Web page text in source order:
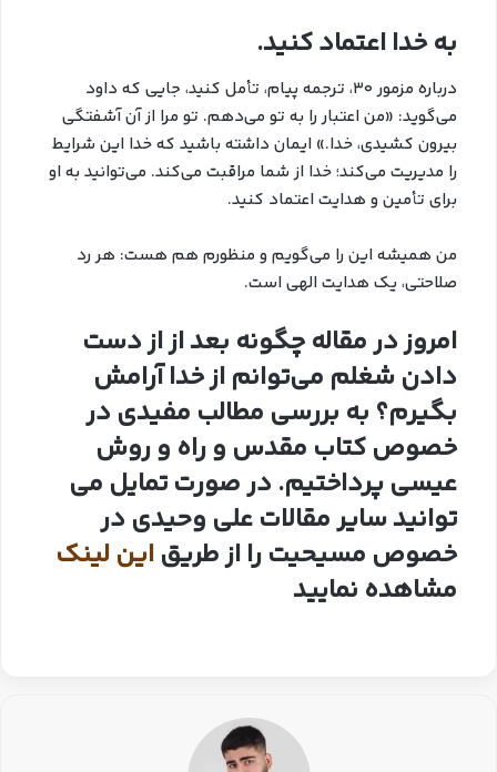
به خدا اعتماد کنید.
درباره مزمور ۳۰، ترجمه پیام، تأمل کنید، جایی که داود
می‌گوید: «من اعتبار را به تو می‌دهم. تو مرا از آن آشفتگی
بیرون کشیدی، خدا.» ایمان داشته باشید که خدا این شرایط
را مدیریت می‌کند؛ خدا از شما مراقبت می‌کند. می‌توانید به او
برای تأمین و هدایت اعتماد کنید.
من همیشه این را می‌گویم و منظورم هم هست: هر رد
صلاحتی، یک هدایت الهی است.
امروز در مقاله چگونه بعد از از دست
دادن شغلم می‌توانم از خدا آرامش
بگیرم؟ به بررسی مطالب مفیدی در
خصوص کتاب مقدس و راه و روش
عیسی پرداختیم. در صورت تمایل می
توانید سایر مقالات علی وحیدی در
خصوص مسیحیت را از طریقاین لینک
مشاهده نمایید